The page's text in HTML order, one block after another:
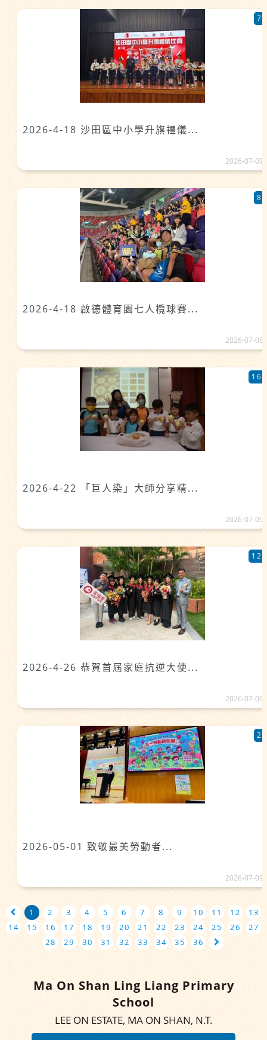
2026-4-18 沙田區中小學升旗禮儀...
7
2026-07-09
2026-4-18 啟德體育園七人欖球賽...
8
2026-07-09
2026-4-22 「巨人染」大師分享精...
16
2026-07-09
2026-4-26 恭賀首屆家庭抗逆大使...
12
2026-07-09
2026-05-01 致敬最美勞動者...
2
2026-07-09
1 2 3 4 5 6 7 8 9 10 11 12
13
14
15 16 17 18 19 20 21 22 23 24 25 26
27
28
29 30 31 32 33 34 35 36
Ma On Shan Ling Liang Primary
School
LEE ON ESTATE, MA ON SHAN, N.T.